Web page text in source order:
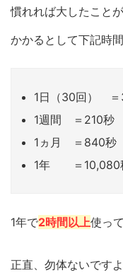
慣れれば大したこと
かかるとして下記時
1日（30回）
1週間 ＝210秒
1ヵ月 ＝840秒
1年 ＝10,080
1年で2時間以上使っ
正直、勿体ないですよ